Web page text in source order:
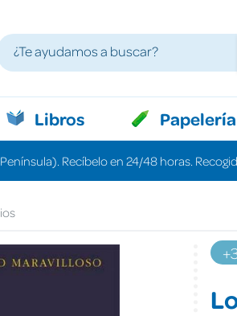
Libros Papelería
Recíbelo en 24/48 horas.